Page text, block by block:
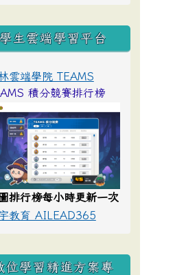
學生雲端學習平台
雲端學院 TEAMS
積分競賽排行榜
排行榜每小時更新一次
教育 AILEAD365
位學習精進方案專